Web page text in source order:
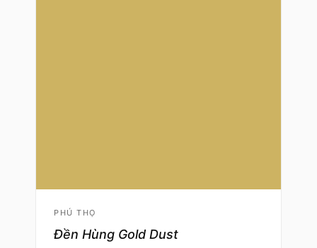
PHÚ THỌ
Đền Hùng Gold Dust